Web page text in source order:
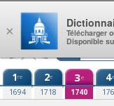
Aller au contenu
1re
1694
2e
1718
3e
1740
4e
×
Télécharger
Disponible